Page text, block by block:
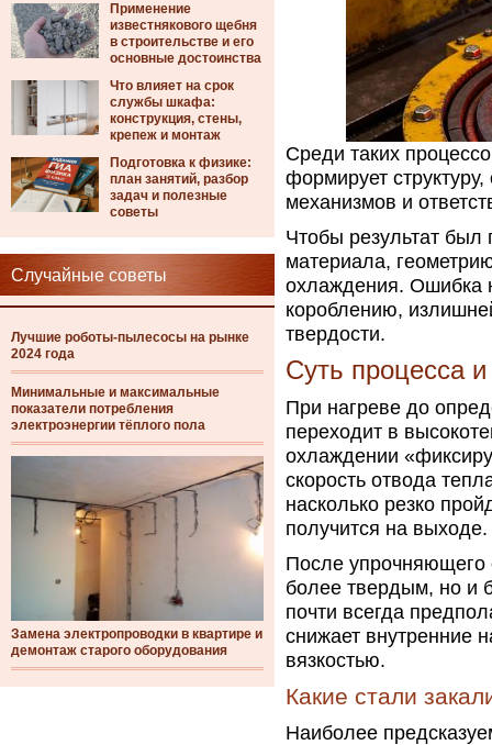
Применение
известнякового щебня
в строительстве и его
основные достоинства
Что влияет на срок
службы шкафа:
конструкция, стены,
крепеж и монтаж
Подготовка к физике:
план занятий, разбор
задач и полезные
советы
Случайные советы
Лучшие роботы-пылесосы на рынке
2024 года
Минимальные и максимальные
показатели потребления
электроэнергии тёплого пола
Замена электропроводки в квартире и
демонтаж старого оборудования
Среди таких
формирует
механизмов и
Чтобы результат был
материала,
охлаждения. Ошибка
короблению,
твердости.
Суть процесса
При нагреве до
переходит в
охлаждении
скорость отвода
насколько резко
получится на выходе.
После упрочняющего
более твердым, но и
почти всегда
снижает внутренние
вязкостью.
Какие стали
Наиболее